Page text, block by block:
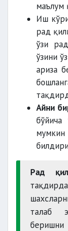
Иш
рад
ўзи
ўзини
ариза
Айни
Рад
талаб